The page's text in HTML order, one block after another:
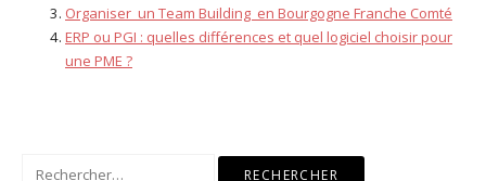
Organiser un Team Building en Bourgogne Franche Comté
ERP ou PGI : quelles différences et quel logiciel choisir pour
une PME ?
Rechercher :